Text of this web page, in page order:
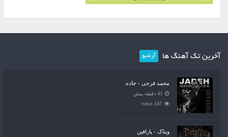
آخرین تک آهنگ ها آرشیو
محمد فرجی - جاده
43 دقیقه پیش
547 views
ویناک - پارافین